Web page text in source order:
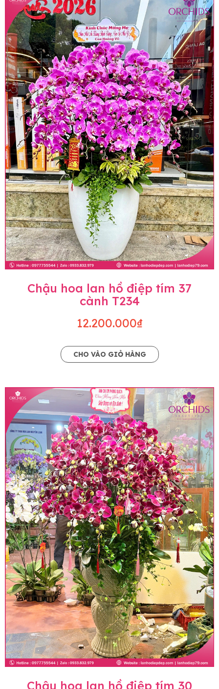
Chậu hoa lan hồ điệp tím 37
cành T234
12.200.000₫
CHO VÀO GIỎ HÀNG
Chậu hoa lan hồ điệp tím 30